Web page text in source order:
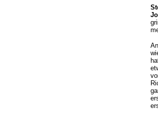
An